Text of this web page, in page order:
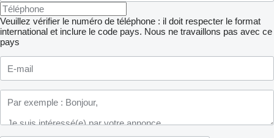
Veuillez vérifier le numéro de téléphone : il doit respecter le format
international et inclure le code pays. Nous ne travaillons pas avec ce
pays